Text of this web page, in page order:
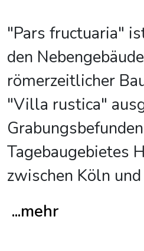
"Pars fructuaria"
den
römerzeitlicher
"Villa rustica"
Tagebaugebietes
zwischen Köln
...mehr